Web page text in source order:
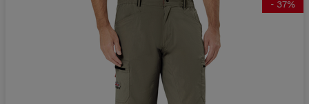
- 37%
V51373
Jetzt 25% Rabatt + GRATIS Geschenk aktivieren!
Nein danke. Ich möchte meinen Gutschein-Code nicht verwenden.